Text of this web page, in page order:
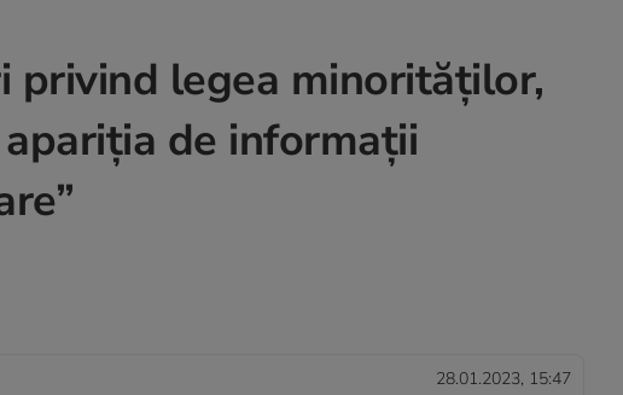
privind legea minorităților,
de informații
28.01.2023, 15:47